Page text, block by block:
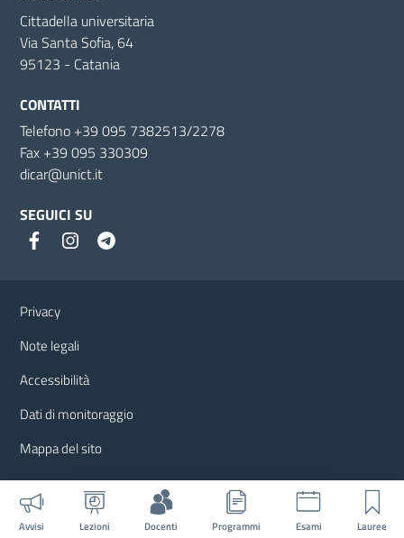
Avvisi Lezioni Docenti Programmi Esami Lauree
Cittadella universitaria
Via Santa Sofia, 64
95123 - Catania
CONTATTI
Telefono +39 095 7382513/2278
Fax +39 095 330309
dicar@unict.it
SEGUICI SU
Privacy
Note legali
Accessibilità
Dati di monitoraggio
Mappa del sito